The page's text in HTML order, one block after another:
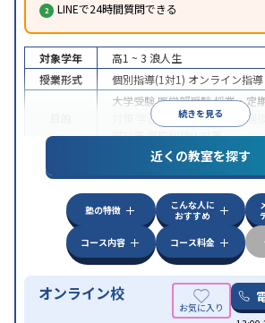
LINEで24時間質問できる
続きを見る
対象学年 高1 ~ 3 浪人生
授業形式
個別指導(1対1) オンライン指導
大学受験医学部受験授業・定
学習習慣の定着 総合型選
試対策学校別特化対策
特徴
中高一貫校生に対応授業の振替
学習にPC・タブレットを利
科目から受講可能
近くの教室を探す
塾の特徴
こんな人に
おすすめ
コース内容
コース料金
オンライン校